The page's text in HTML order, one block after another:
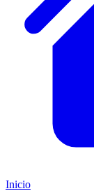
Inicio